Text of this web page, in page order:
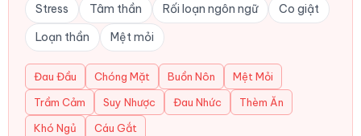
Stress
Tâm thần Rối loạn ngôn ngữ
Co giật
Loạn thần
Mệt mỏi
Đau Đầu Chóng Mặt Buồn Nôn
Mệt Mỏi
Trầm Cảm
Suy Nhược Đau Nhức
Thèm Ăn
Khó Ngủ
Cáu Gắt